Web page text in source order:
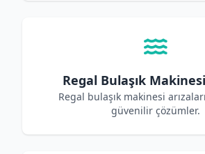
Regal Bulaşık
Regal bulaşık makinesi
güvenilir çözümler.